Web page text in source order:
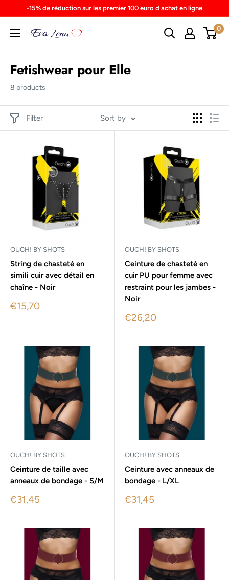
content
-15% de réduction sur les premier 100 euro d achat en ligne
0
Fetishwear pour Elle
8 products
Filter Sort by
OUCH! BY SHOTS
String de chasteté en
simili cuir avec détail en
chaîne - Noir
Sale
€15,70
OUCH! BY SHOTS
Ceinture de chasteté en
cuir PU pour femme avec
restraint pour les jambes -
Noir
Sale
€26,20
OUCH! BY SHOTS
Ceinture de taille avec
anneaux de bondage - S/M
Sale
€31,45
OUCH! BY SHOTS
Ceinture avec anneaux de
bondage - L/XL
Sale
€31,45